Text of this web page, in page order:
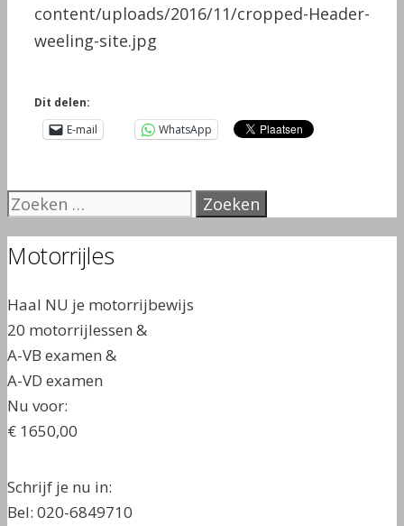
content/uploads/2016/11/cropped-Header-
weeling-site.jpg
Dit delen:
E-mail
WhatsApp
Zoek
Motorrijles
Haal NU je motorrijbewijs
20 motorrijlessen &
A-VB examen &
A-VD examen
Nu voor:
€ 1650,00
Schrijf je nu in:
Bel: 020-6849710